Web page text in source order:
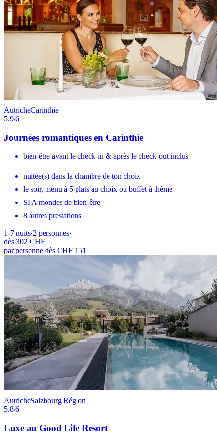
AutricheCarinthie
5.9/6
Journées romantiques en Carinthie
bien-être avant le check-in & après le check-out inclus
nuitée(s) dans la chambre de ton choix
le soir, menu à 5 plats au choix ou buffet à thème
SPA mondes de bien-être
8 autres prestations
1-7 nuits·2 personnes·
dès 302 CHF
par personne dès CHF 151
AutricheSalzbourg Région
5.8/6
Luxe au Good Life Resort